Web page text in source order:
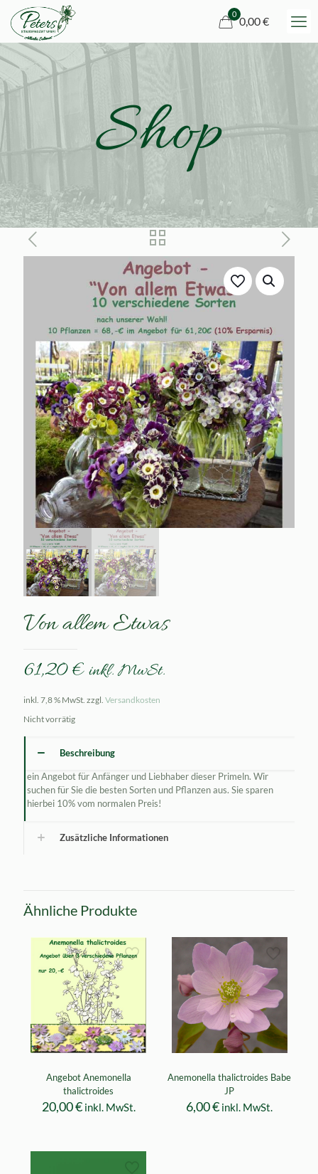
0
0,00 €
Shop
Von allem Etwas
61,20€ inkl. MwSt.
inkl. 7,8 % MwSt. zzgl. Versandkosten
Nicht vorrätig
Beschreibung
ein Angebot für Anfänger und Liebhaber dieser Primeln. Wir
suchen für Sie die besten Sorten und Pflanzen aus. Sie sparen
hierbei 10% vom normalen Preis!
Zusätzliche Informationen
Ähnliche Produkte
Angebot Anemonella
thalictroides
20,00€ inkl. MwSt.
Anemonella thalictroides Babe
JP
6,00€ inkl. MwSt.